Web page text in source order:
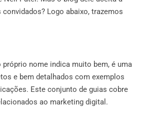
Logo abaixo, trazemos
nome indica muito bem, é uma
e bem detalhados com exemplos
Este conjunto de guias cobre
ao marketing digital.